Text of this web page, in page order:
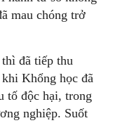
mau chóng trở
đã tiếp thu
Khổng học đã
tố độc hại, trong
nghiệp. Suốt